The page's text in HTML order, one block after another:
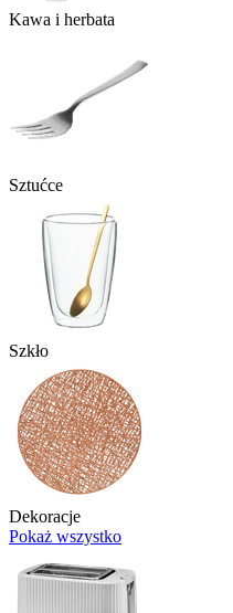
Kawa i herbata
Sztućce
Szkło
Dekoracje
Pokaż wszystko